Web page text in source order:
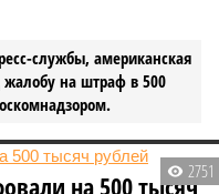
службы, американская
жалобу на штраф в 500
2751
на 500 тысяч